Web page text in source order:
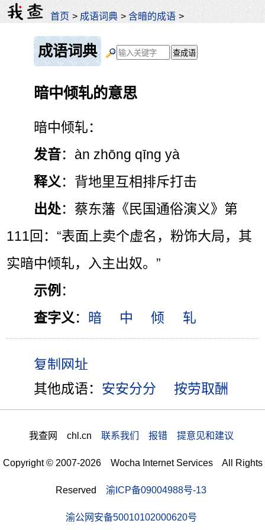
首页 > 成语词典 >含暗的成语 >
成语词典
暗中倾轧的意思
暗中倾轧：
发音：àn zhōng qīng yà
释义 ：背地里互相排斥打击
出处：蔡东藩《民国通俗演义》第
111回：“表面上卖个虚名，粉饰大局，其
实暗中倾轧，入主出奴。”
示例 ：
查字义 ： 暗 中 倾 轧
其他成语： 安安分分 按劳取酬
我查网 chl.cn 联系我们 报错 提意见和建议
Copyright © 2007-2026 Wocha Internet Services All Rights
Reserved 渝ICP备09004988号-13
渝公网安备50010102000620号